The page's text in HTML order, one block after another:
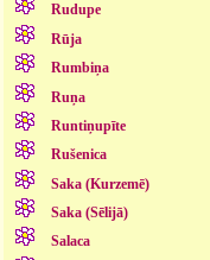
Rudupe
Rūja
Rumbiņa
Ruņa
Runtiņupīte
Rušenica
Saka (Kurzemē)
Saka (Sēlijā)
Salaca